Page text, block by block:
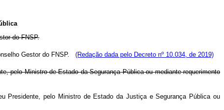
do FNSP.
Gestor do FNSP. (Redação dada pelo Decreto nº 10.034, de 2019)
pelo Ministro de Estado da Segurança Pública ou mediante requerimento
Presidente, pelo Ministro de Estado da Justiça e Segurança Pública ou